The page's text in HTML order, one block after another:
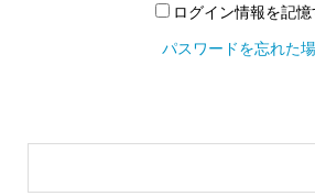
ログイン情報を記憶
パスワードを忘れた